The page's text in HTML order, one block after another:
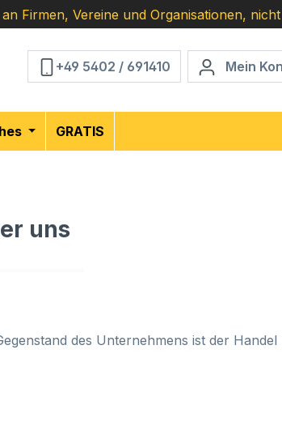
Firmen, Vereine und Organisationen,
+49 5402 / 691410 Mein
GRATIS
uns
des Unternehmens ist der Handel